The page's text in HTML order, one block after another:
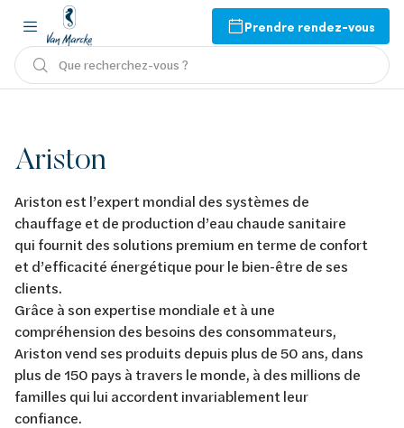
Prendre rendez-vous
Que recherchez-vous ?
Ariston
Ariston est l’expert mondial des systèmes de
chauffage et de production d’eau chaude sanitaire
qui fournit des solutions premium en terme de confort
et d’efficacité énergétique pour le bien-être de ses
clients.
Grâce à son expertise mondiale et à une
compréhension des besoins des consommateurs,
Ariston vend ses produits depuis plus de 50 ans, dans
plus de 150 pays à travers le monde, à des millions de
familles qui lui accordent invariablement leur
confiance.